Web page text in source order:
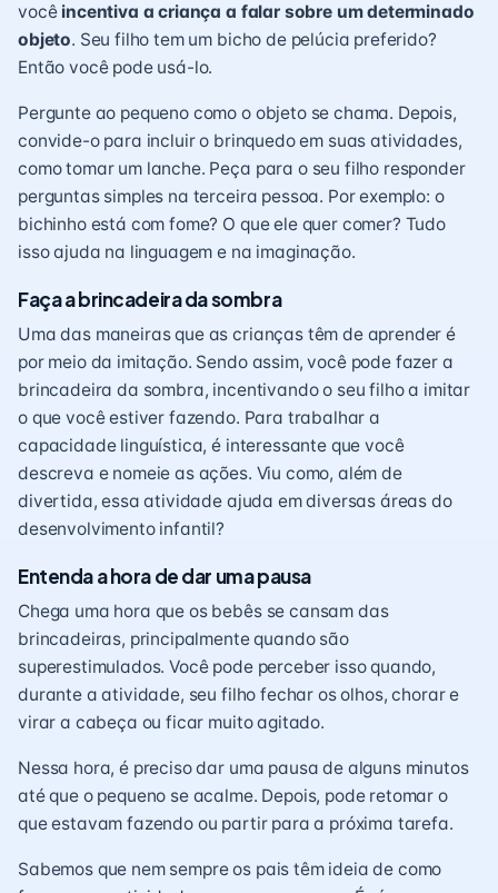
vocêincentiva a criança a falar sobre um determinado
objeto. Seu filho tem um bicho de pelúcia preferido?
Então você pode usá-lo.
Pergunte ao pequeno como o objeto se chama. Depois,
convide-o para incluir o brinquedo em suas atividades,
como tomar um lanche. Peça para o seu filho responder
perguntas simples na terceira pessoa. Por exemplo: o
bichinho está com fome? O que ele quer comer? Tudo
isso ajuda na linguagem e na imaginação.
Faça a brincadeira da sombra
Uma das maneiras que as crianças têm de aprender é
por meio da imitação. Sendo assim, você pode fazer a
brincadeira da sombra, incentivando o seu filho a imitar
o que você estiver fazendo. Para trabalhar a
capacidade linguística, é interessante que você
descreva e nomeie as ações. Viu como, além de
divertida, essa atividade ajuda em diversas áreas do
desenvolvimento infantil?
Entenda a hora de dar uma pausa
Chega uma hora que os bebês se cansam das
brincadeiras, principalmente quando são
superestimulados. Você pode perceber isso quando,
durante a atividade, seu filho fechar os olhos, chorar e
virar a cabeça ou ficar muito agitado.
Nessa hora, é preciso dar uma pausa de alguns minutos
até que o pequeno se acalme. Depois, pode retomar o
que estavam fazendo ou partir para a próxima tarefa.
Sabemos que nem sempre os pais têm ideia de como